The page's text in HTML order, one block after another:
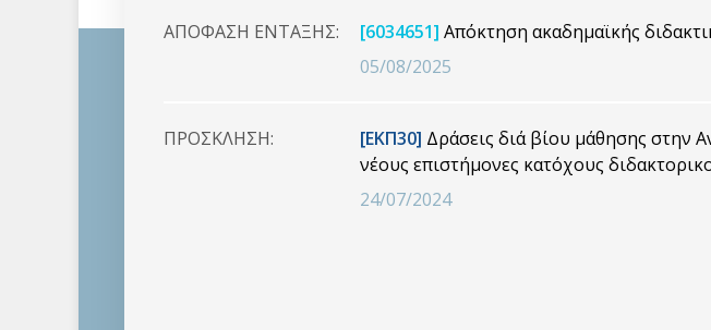
ΑΠΟΦΑΣΗ ΕΝΤΑΞΗΣ: [6034651] Απόκτηση ακαδημαϊκής
05/08/2025
ΠΡΟΣΚΛΗΣΗ: [ΕΚΠ30] Δράσεις διά βίου μάθησης στην
νέους επιστήμονες κατόχους
24/07/2024